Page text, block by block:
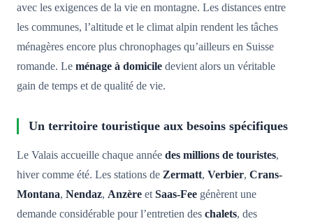
avec les exigences de la vie en montagne. Les distances entre
les communes, l’altitude et le climat alpin rendent les tâches
ménagères encore plus chronophages qu’ailleurs en Suisse
romande. Le ménage à domicile devient alors un véritable
gain de temps et de qualité de vie.
Un territoire touristique aux besoins spécifiques
Le Valais accueille chaque année des millions de touristes,
hiver comme été. Les stations de Zermatt, Verbier, Crans-
Montana, Nendaz, Anzère etSaas-Fee génèrent une
demande considérable pour l’entretien des chalets, des